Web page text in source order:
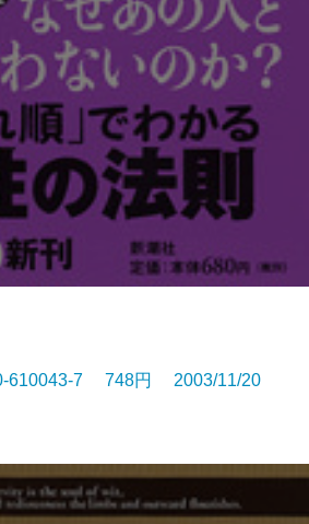
610043-7 748円 2003/11/20